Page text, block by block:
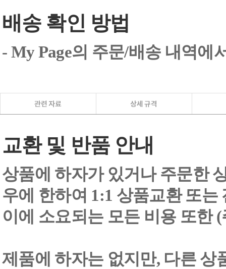
배송 확인 방법
- My Page의 주문/배송 내역에
교환 및 반품 안내
상품에 하자가 있거나 주문한
우에 한하여 1:1 상품교환 또는
이에 소요되는 모든 비용 또한
제품에 하자는 없지만, 다른 상